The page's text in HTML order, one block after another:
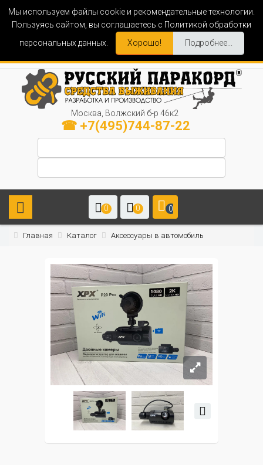
Мы используем файлы cookie и рекомендательные технологии.
Пользуясь сайтом, вы соглашаетесь с Политикой обработки
персональных данных.
Хорошо! Подробнее...
Москва, Волжский б-р 46к2
☎ +7(495)744-87-22
0 0 0
Главная Каталог Аксессуары в автомобиль